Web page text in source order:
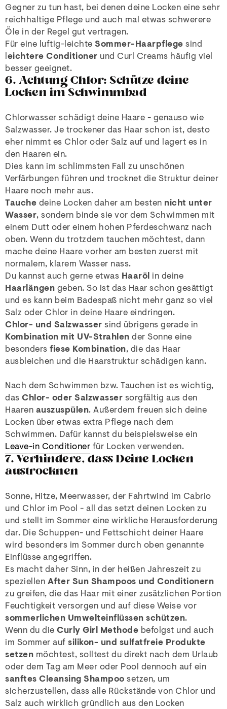
Gegner zu tun hast, bei denen deine Locken eine sehr
reichhaltige Pflege und auch mal etwas schwerere
Öle in der Regel gut vertragen.
Für eine luftig-leichte Sommer-Haarpflege sind
eichtere Conditioner und Curl Creams häufig viel
besser geeignet.
6. Achtung Chlor: Schütze deine
Locken im Schwimmbad
Chlorwasser schädigt deine Haare - genauso wie
Salzwasser. Je trockener das Haar schon ist, desto
eher nimmt es Chlor oder Salz auf und lagert es in
den Haaren ein.
Dies kann im schlimmsten Fall zu unschönen
Verfärbungen führen und trocknet die Struktur deiner
Haare noch mehr aus.
Tauche deine Locken daher am besten nicht unter
Wasser, sondern binde sie vor dem Schwimmen mit
einem Dutt oder einem hohen Pferdeschwanz nach
oben. Wenn du trotzdem tauchen möchtest, dann
mache deine Haare vorher am besten zuerst mit
normalem, klarem Wasser nass.
Du kannst auch gerne etwas Haaröl in deine
Haarlängen geben. So ist das Haar schon gesättigt
und es kann beim Badespaß nicht mehr ganz so viel
Salz oder Chlor in deine Haare eindringen.
Chlor- und Salzwasser sind übrigens gerade in
Kombination mit UV-Strahlen der Sonne eine
besonders fiese Kombination, die das Haar
ausbleichen und die Haarstruktur schädigen kann.
Nach dem Schwimmen bzw. Tauchen ist es wichtig,
das Chlor- oder Salzwasser sorgfältig aus den
Haaren auszuspülen. Außerdem freuen sich deine
Locken über etwas extra Pflege nach dem
Schwimmen. Dafür kannst du beispielsweise ein
Leave-in Conditioner für Locken verwenden.
7. Verhindere, dass Deine Locken
austrocknen
Sonne, Hitze, Meerwasser, der Fahrtwind im Cabrio
und Chlor im Pool - all das setzt deinen Locken zu
und stellt im Sommer eine wirkliche Herausforderung
dar. Die Schuppen- und Fettschicht deiner Haare
wird besonders im Sommer durch oben genannte
Einflüsse angegriffen.
Es macht daher Sinn, in der heißen Jahreszeit zu
speziellen After Sun Shampoos und Conditionern
zu greifen, die das Haar mit einer zusätzlichen Portion
Feuchtigkeit versorgen und auf diese Weise vor
sommerlichen Umwelteinflüssen schützen.
Wenn du die Curly Girl Methode befolgst und auch
im Sommer auf silikon- und sulfatfreie Produkte
setzen möchtest, solltest du direkt nach dem Urlaub
oder dem Tag am Meer oder Pool dennoch auf ein
sanftes Cleansing Shampoo setzen, um
sicherzustellen, dass alle Rückstände von Chlor und
Salz auch wirklich gründlich aus den Locken